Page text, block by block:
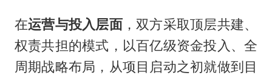
在运营与投入层面，双方采取顶层共建、
权责共担的模式，以百亿级资金投入、全
周期战略布局，从项目启动之初就做到目